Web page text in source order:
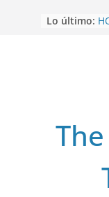
Lo último: